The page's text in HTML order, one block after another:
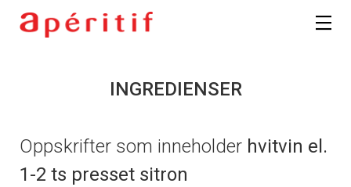
INGREDIENSER
Oppskrifter som inneholder hvitvin el.
1-2 ts presset sitron